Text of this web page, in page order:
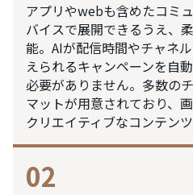
アプリやwebも含めたコミ
バイスで展開できるうえ、
能。AIが配信時間やチャネ
えられるキャンペーンを自
必要がありません。多数の
マットが用意されており、
クリエイティブなコンテン
02